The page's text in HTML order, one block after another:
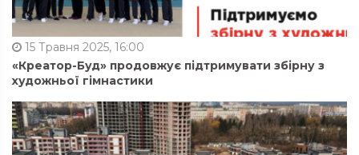
15 Травня 2025, 16:00
«Креатор-Буд» продовжує підтримувати збірну з
художньої гімнастики